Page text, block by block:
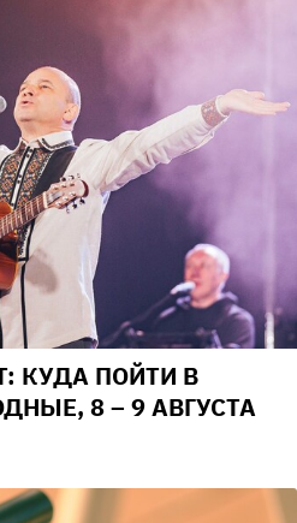
КУДА ПОЙТИ В
8 – 9 АВГУСТА